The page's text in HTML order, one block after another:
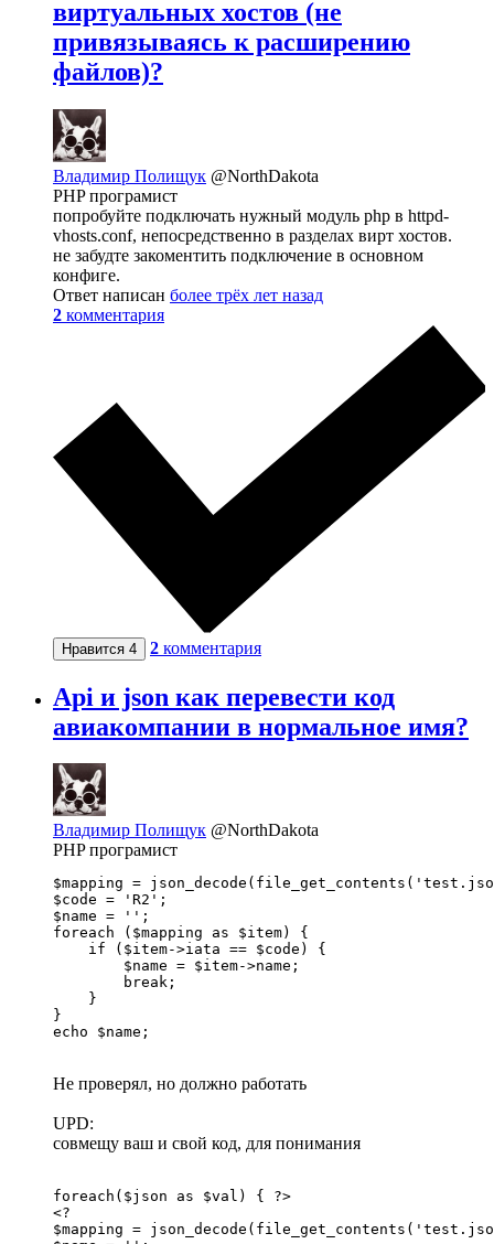
виртуальных хостов (не
привязываясь к расширению
файлов)?
Владимир Полищук @NorthDakota
PHP програмист
попробуйте подключать нужный модуль php в httpd-
vhosts.conf, непосредственно в разделах вирт хостов.
не забудте закоментить подключение в основном
конфиге.
Ответ написан более трёх лет назад
2 комментария
Нравится 4 2 комментария
Api и json как перевести код
авиакомпании в нормальное имя?
Владимир Полищук @NorthDakota
PHP програмист
$mapping =
$code = 'R2';
$name = '';
foreach ($mapping as $item) {
    if ($item->iata == $code) {
        $name = $item->name;
        break;
    }
}
echo $name;
Не проверял, но должно работать
UPD:
совмещу ваш и свой код, для понимания
foreach($json as $val) { ?>
<?
$mapping =